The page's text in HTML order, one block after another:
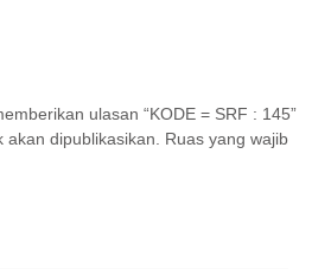
ulasan “KODE = SRF : 145”
dipublikasikan.
Ruas yang wajib